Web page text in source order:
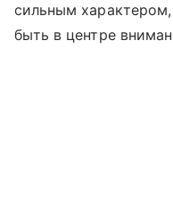
сильным
быть в центре